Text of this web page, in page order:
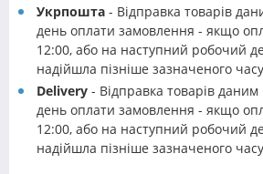
Укрпошта - Відправка товарів
день оплати замовлення - якщо
12:00, або на наступний робочий
надійшла пізніше зазначеного
Delivery - Відправка товарів
день оплати замовлення - якщо
12:00, або на наступний робочий
надійшла пізніше зазначеного